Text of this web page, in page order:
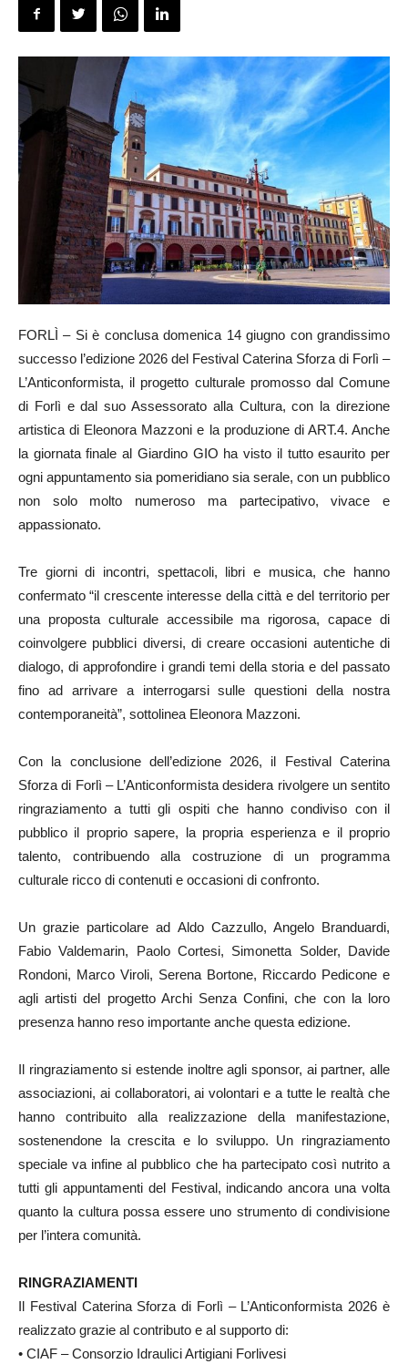
FORLÌ – Si è conclusa domenica 14 giugno con grandissimo
successo l’edizione 2026 del Festival Caterina Sforza di Forlì –
L’Anticonformista, il progetto culturale promosso dal Comune
di Forlì e dal suo Assessorato alla Cultura, con la direzione
artistica di Eleonora Mazzoni e la produzione di ART.4. Anche
la giornata finale al Giardino GIO ha visto il tutto esaurito per
ogni appuntamento sia pomeridiano sia serale, con un pubblico
non solo molto numeroso ma partecipativo, vivace e
appassionato.
Tre giorni di incontri, spettacoli, libri e musica, che hanno
confermato “il crescente interesse della città e del territorio per
una proposta culturale accessibile ma rigorosa, capace di
coinvolgere pubblici diversi, di creare occasioni autentiche di
dialogo, di approfondire i grandi temi della storia e del passato
fino ad arrivare a interrogarsi sulle questioni della nostra
contemporaneità”, sottolinea Eleonora Mazzoni.
Con la conclusione dell’edizione 2026, il Festival Caterina
Sforza di Forlì – L’Anticonformista desidera rivolgere un sentito
ringraziamento a tutti gli ospiti che hanno condiviso con il
pubblico il proprio sapere, la propria esperienza e il proprio
talento, contribuendo alla costruzione di un programma
culturale ricco di contenuti e occasioni di confronto.
Un grazie particolare ad Aldo Cazzullo, Angelo Branduardi,
Fabio Valdemarin, Paolo Cortesi, Simonetta Solder, Davide
Rondoni, Marco Viroli, Serena Bortone, Riccardo Pedicone e
agli artisti del progetto Archi Senza Confini, che con la loro
presenza hanno reso importante anche questa edizione.
Il ringraziamento si estende inoltre agli sponsor, ai partner, alle
associazioni, ai collaboratori, ai volontari e a tutte le realtà che
hanno contribuito alla realizzazione della manifestazione,
sostenendone la crescita e lo sviluppo. Un ringraziamento
speciale va infine al pubblico che ha partecipato così nutrito a
tutti gli appuntamenti del Festival, indicando ancora una volta
quanto la cultura possa essere uno strumento di condivisione
per l’intera comunità.
RINGRAZIAMENTI
Il Festival Caterina Sforza di Forlì – L’Anticonformista 2026 è
realizzato grazie al contributo e al supporto di:
• CIAF – Consorzio Idraulici Artigiani Forlivesi